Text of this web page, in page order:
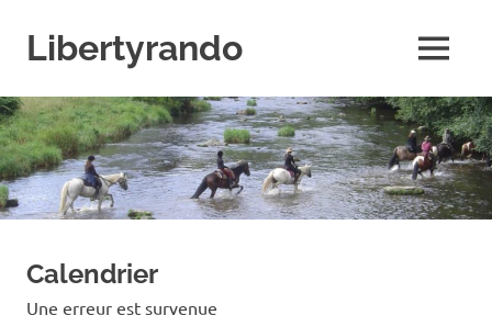
contentLibertyrando
spécialiste
de
la
randonnée
à
cheval
MENU
Calendrier
Une erreur est survenue